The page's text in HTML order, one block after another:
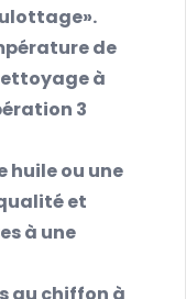
de
à
3
huile ou une
et
à une
au chiffon à